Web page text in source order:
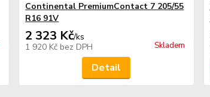
Continental PremiumContact 7 205/55
R16 91V
2 323 Kč/ks
1 920 Kč bez DPH Skladem
Detail